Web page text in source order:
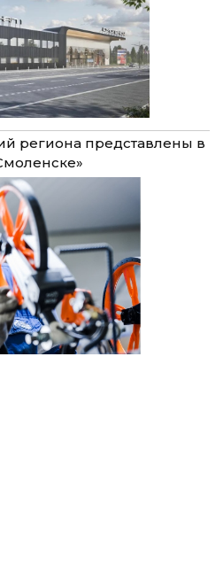
региона представлены в